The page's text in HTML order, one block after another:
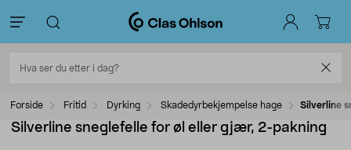
Forside Fritid Dyrking Skadedyrbekjempelse hage Silverline
Silverline sneglefelle for øl eller gjær, 2-pakning